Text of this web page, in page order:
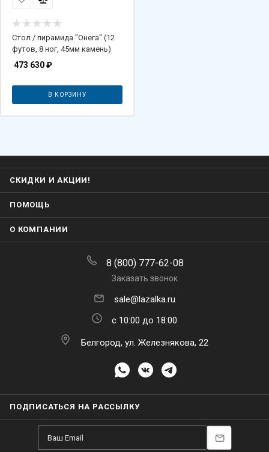
Стол / пирамида "Онега" (12
футов, 8 ног, 45мм камень)
473 630₽
В КОРЗИНУ
СКИДКИ И АКЦИИ!
ПОМОЩЬ
О КОМПАНИИ
8 (800) 777-62-08
Заказать звонок
sale@lazalka.ru
с 10:00 до 18:00
Белгород, ул. Железнякова, 22
ПОДПИСАТЬСЯ НА РАССЫЛКУ